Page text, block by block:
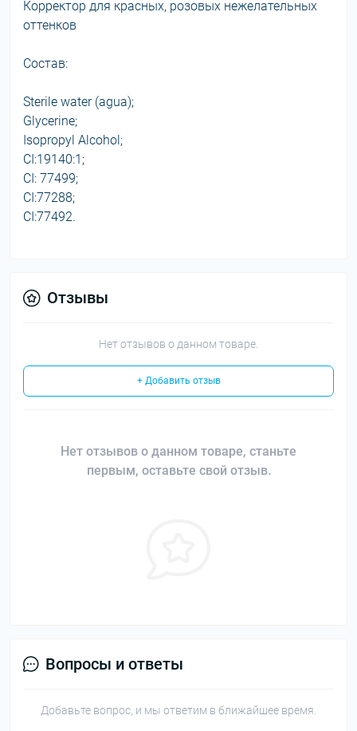
Корректор для красных, розовых нежелательных
оттенков
Состав:
Sterile water (agua);
Glycerine;
Isopropyl Alcohol;
CI:19140:1;
CI: 77499;
CI:77288;
CI:77492.
Отзывы
Нет отзывов о данном товаре.
+ Добавить отзыв
Нет отзывов о данном товаре, станьте
первым, оставьте свой отзыв.
Вопросы и ответы
Добавьте вопрос, и мы ответим в ближайшее время.